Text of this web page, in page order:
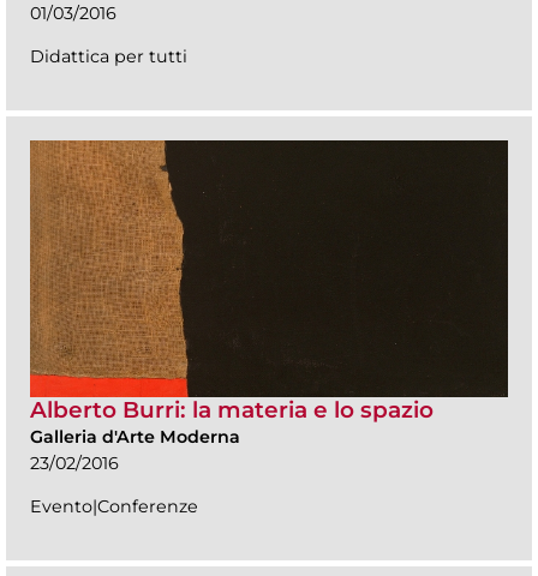
01/03/2016
Didattica per tutti
Alberto Burri: la materia e lo spazio
Galleria d'Arte Moderna
23/02/2016
Evento|Conferenze